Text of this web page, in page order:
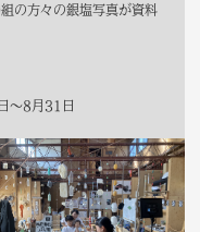
の方々の銀塩写真が資料
8月31日